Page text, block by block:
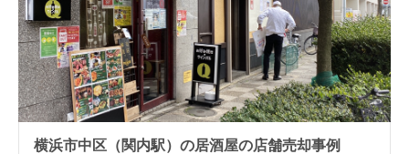
横浜市中区（関内駅）の居酒屋の店舗売却事例